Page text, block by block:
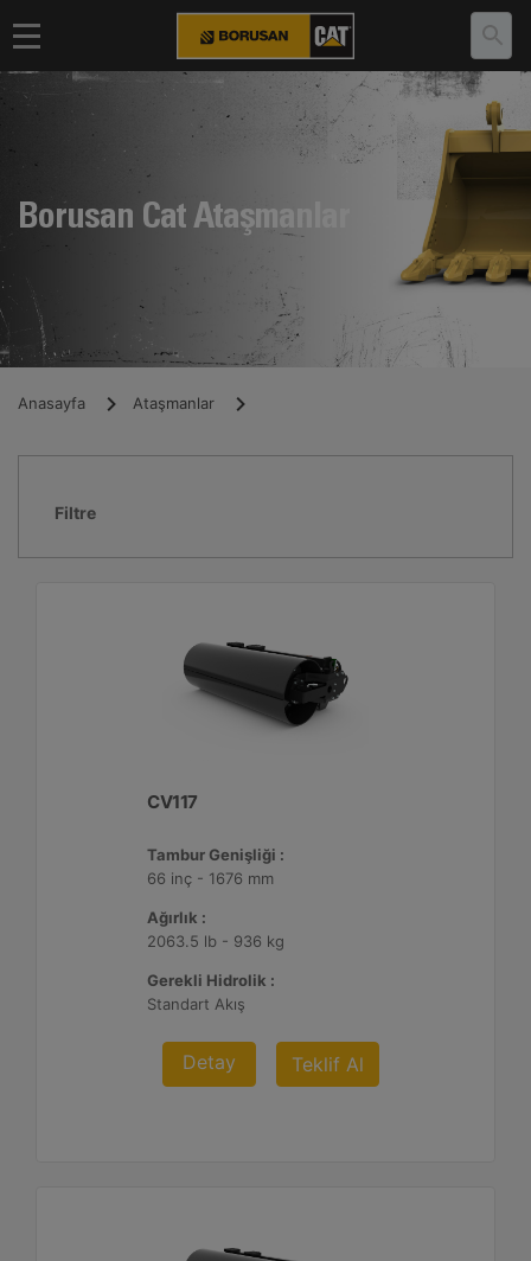
Borusan Cat Ataşmanlar
Anasayfa Ataşmanlar
Filtre
CV117
Tambur Genişliği :
66 inç - 1676 mm
Ağırlık :
2063.5 lb - 936 kg
Gerekli Hidrolik :
Standart Akış
Detay Teklif Al